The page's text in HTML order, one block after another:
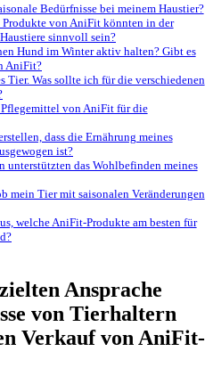
⁢Bedürfnisse​ bei meinem Haustier?
Produkte von AniFit könnten in ⁤der
sinnvoll sein?
‍Hund im Winter aktiv halten? Gibt es
AniFit?
Tier. Was ⁢sollte ich für die verschiedenen
‍Pflegemittel von AniFit für die
dass die Ernährung ​meines
ist?
unterstützten das Wohlbefinden meines
mein Tier mit saisonalen Veränderungen
welche AniFit-Produkte am besten für
Ansprache
von Tierhaltern
Verkauf von AniFit-